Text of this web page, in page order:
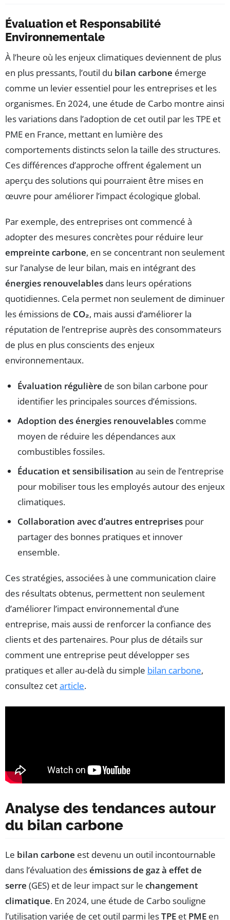
Évaluation et Responsabilité
Environnementale
À l’heure où les enjeux climatiques deviennent de plus
en plus pressants, l’outil du bilan carbone émerge
comme un levier essentiel pour les entreprises et les
organismes. En 2024, une étude de Carbo montre ainsi
les variations dans l’adoption de cet outil par les TPE et
PME en France, mettant en lumière des
comportements distincts selon la taille des structures.
Ces différences d’approche offrent également un
aperçu des solutions qui pourraient être mises en
œuvre pour améliorer l’impact écologique global.
Par exemple, des entreprises ont commencé à
adopter des mesures concrètes pour réduire leur
empreinte carbone, en se concentrant non seulement
sur l’analyse de leur bilan, mais en intégrant des
énergies renouvelables dans leurs opérations
quotidiennes. Cela permet non seulement de diminuer
les émissions de CO₂, mais aussi d’améliorer la
réputation de l’entreprise auprès des consommateurs
de plus en plus conscients des enjeux
environnementaux.
Évaluation régulière de son bilan carbone pour
identifier les principales sources d’émissions.
Adoption des énergies renouvelables comme
moyen de réduire les dépendances aux
combustibles fossiles.
Éducation et sensibilisation au sein de l’entreprise
pour mobiliser tous les employés autour des enjeux
climatiques.
Collaboration avec d’autres entreprises pour
partager des bonnes pratiques et innover
ensemble.
Ces stratégies, associées à une communication claire
des résultats obtenus, permettent non seulement
d’améliorer l’impact environnemental d’une
entreprise, mais aussi de renforcer la confiance des
clients et des partenaires. Pour plus de détails sur
comment une entreprise peut développer ses
pratiques et aller au-delà du simple bilan carbone,
consultez cetarticle.
Analyse des tendances autour
du bilan carbone
Le bilan carbone est devenu un outil incontournable
dans l’évaluation desémissions de gaz à effet de
serre (GES) et de leur impact sur le changement
climatique. En 2024, une étude de Carbo souligne
l’utilisation variée de cet outil parmi lesTPE et PME en